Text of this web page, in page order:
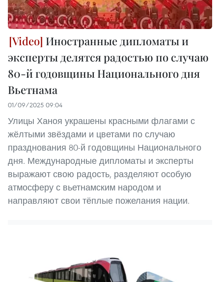
Иностранные дипломаты и
эксперты делятся радостью по случаю
80-й годовщины Национального дня
Вьетнама
01/09/2025 09:04
Улицы Ханоя украшены красными флагами с
жёлтыми звёздами и цветами по случаю
празднования 80-й годовщины Национального
дня. Международные дипломаты и эксперты
выражают свою радость, разделяют особую
атмосферу с вьетнамским народом и
направляют свои тёплые пожелания нации.